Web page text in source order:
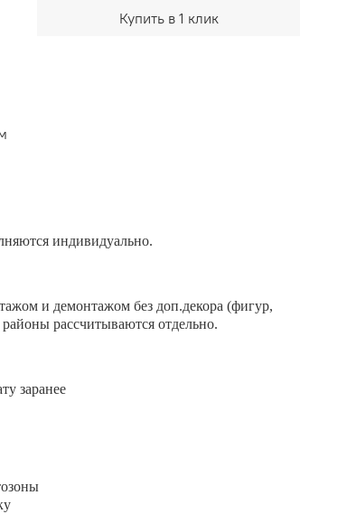
Купить в 1 клик
индивидуально.
и демонтажом без доп.декора (фигур,
рассчитываются отдельно.
заранее